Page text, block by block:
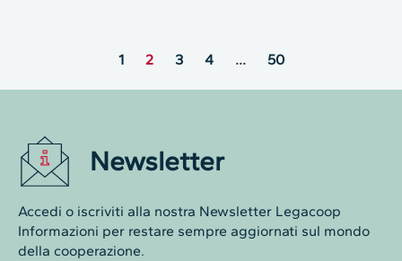
1 2 3 4 … 50
Newsletter
Accedi o iscriviti alla nostra Newsletter Legacoop
Informazioni per restare sempre aggiornati sul mondo
della cooperazione.